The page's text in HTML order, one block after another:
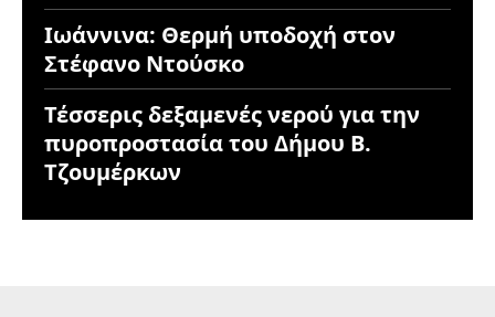
Ιωάννινα: Θερμή υποδοχή στον
Στέφανο Ντούσκο
Τέσσερις δεξαμενές νερού για την
πυροπροστασία του Δήμου Β.
Τζουμέρκων